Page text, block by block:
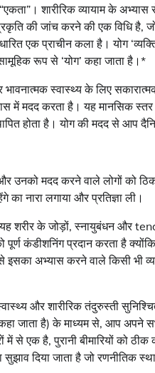
शारीरिक व्यायाम के
की जांच करने की एक विधि है,
एक प्राचीन कला है। योग
रूप से ‘योग’ कहा जाता है।*
स्वास्थ्य के लिए
में मदद करता है। यह मानसिक
होता है। योग की मदद से आप
उनको मदद करने वाले लोगों को
नारा लगाया और प्रतिज्ञा ली।
शरीर के जोड़ों, स्नायुबंधन और
पूर्ण कंडीशनिंग प्रदान करता है
इसका अभ्यास करने वाले किसी भी
स्वास्थ्य और शारीरिक तंदुरुस्ती
जाता है) के माध्यम से, आप
में से एक है, पुरानी बीमारियों को
दिया जाता है जो रणनीतिक